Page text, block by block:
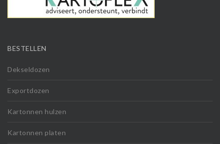
BESTELLEN
Dekseldozen
Exportdozen
Kartonnen hulzen
Kartonnen platen